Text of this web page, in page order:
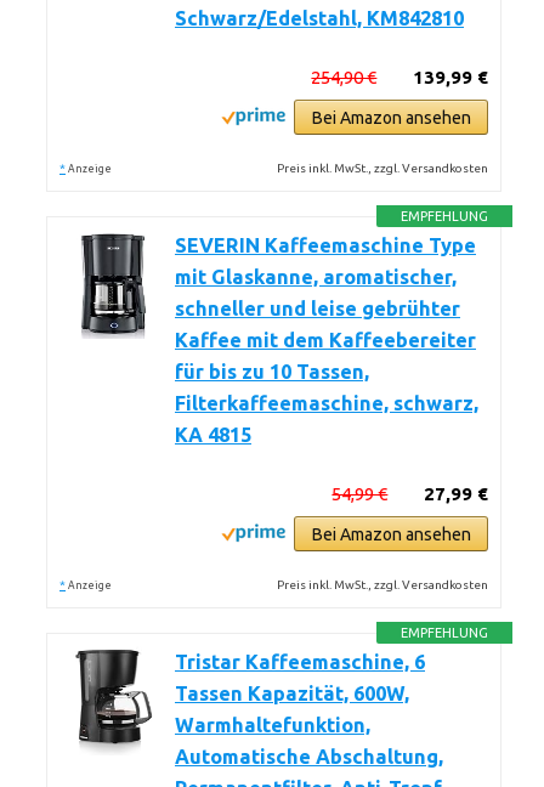
Schwarz/Edelstahl, KM842810
139,99 €
254,90 €
Bei Amazon ansehen
* Anzeige Preis inkl. MwSt., zzgl. Versandkosten
EMPFEHLUNG
SEVERIN Kaffeemaschine Type
mit Glaskanne, aromatischer,
schneller und leise gebrühter
Kaffee mit dem Kaffeebereiter
für bis zu 10 Tassen,
Filterkaffeemaschine, schwarz,
KA 4815
27,99 €
54,99 €
Bei Amazon ansehen
* Anzeige Preis inkl. MwSt., zzgl. Versandkosten
EMPFEHLUNG
Tristar Kaffeemaschine, 6
Tassen Kapazität, 600W,
Warmhaltefunktion,
Automatische Abschaltung,